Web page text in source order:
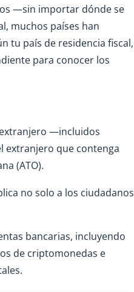
—sin importar dónde se
muchos países han
tu país de residencia fiscal,
para conocer los
—incluidos
extranjero que contenga
(ATO).
no solo a los ciudadanos
bancarias, incluyendo
de criptomonedas e